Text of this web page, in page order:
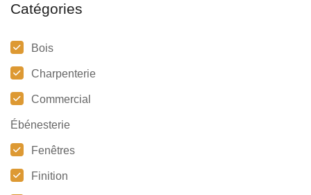
Catégories
Bois
Charpenterie
Commercial
Ébénesterie
Fenêtres
Finition